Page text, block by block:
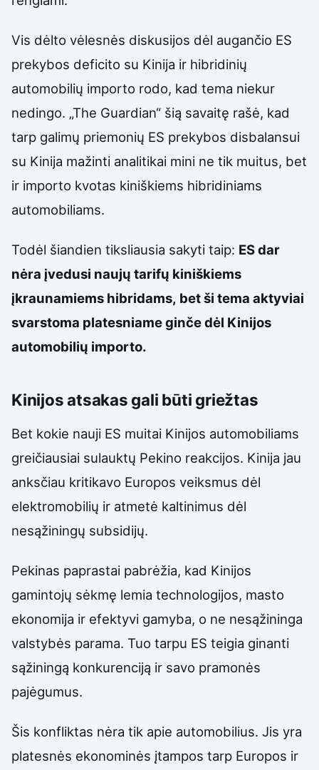
Vis dėlto vėlesnės diskusijos dėl augančio ES
prekybos deficito su Kinija ir hibridinių
automobilių importo rodo, kad tema niekur
nedingo. „The Guardian“ šią savaitę rašė, kad
tarp galimų priemonių ES prekybos disbalansui
su Kinija mažinti analitikai mini ne tik muitus, bet
ir importo kvotas kiniškiems hibridiniams
automobiliams.
Todėl šiandien tiksliausia sakyti taip: ES dar
nėra įvedusi naujų tarifų kiniškiems
įkraunamiems hibridams, bet ši tema aktyviai
svarstoma platesniame ginče dėl Kinijos
automobilių importo.
Kinijos atsakas gali būti griežtas
Bet kokie nauji ES muitai Kinijos automobiliams
greičiausiai sulauktų Pekino reakcijos. Kinija jau
anksčiau kritikavo Europos veiksmus dėl
elektromobilių ir atmetė kaltinimus dėl
nesąžiningų subsidijų.
Pekinas paprastai pabrėžia, kad Kinijos
gamintojų sėkmę lemia technologijos, masto
ekonomija ir efektyvi gamyba, o ne nesąžininga
valstybės parama. Tuo tarpu ES teigia ginanti
sąžiningą konkurenciją ir savo pramonės
pajėgumus.
Šis konfliktas nėra tik apie automobilius. Jis yra
platesnės ekonominės įtampos tarp Europos ir